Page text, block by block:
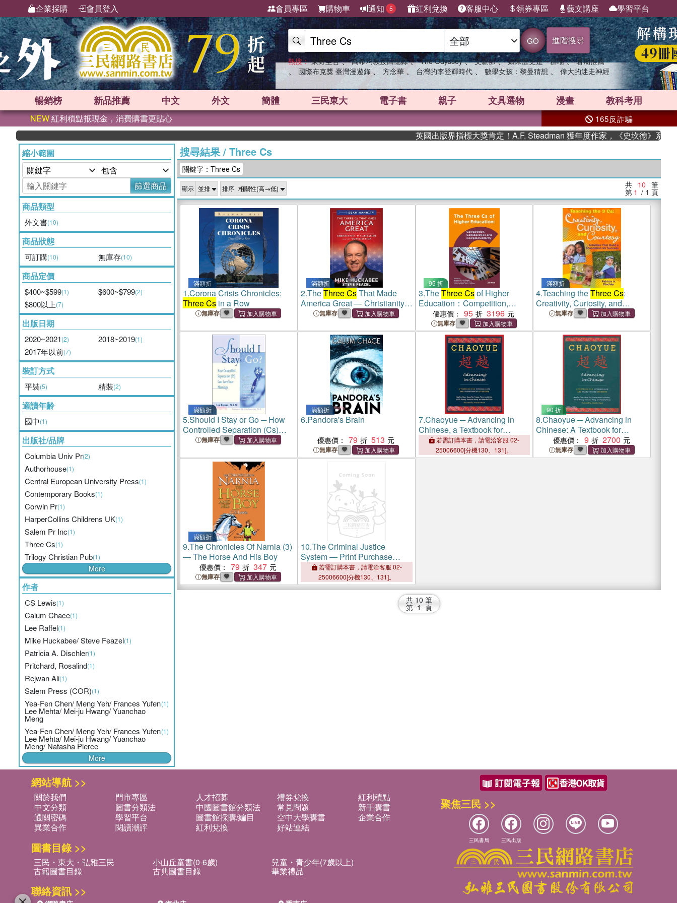
企業採購 會員登入 會員專區 購物車 通知 5 紅利兌換 客服中心 領券專區 藝文講座 學習平台
GO 進階搜尋
熱搜： 東野圭吾 、 高希均教授回憶錄 、 The Odyssey 、 父親節 、 如果歷史是一群喵 、 暑期推薦
、 國際布克獎 臺灣漫遊錄 、 方念華 、 台灣的李登輝時代 、 數學女孩：黎曼猜想 、 偉大的迷走神經
暢銷榜 新品推薦 中文 外文 簡體 三民東大 電子書 親子 文具選物 漫畫 教科考用
NEW紅利積點抵現金，消費購書更貼心 165反詐騙
英國出版界指標大獎肯定！A.F. Steadman 獲年度作家，《史坎德》系列帶你
縮小範圍
篩選商品
商品類型
外文書(10)
商品狀態
可訂購(10) 無庫存(10)
商品定價
$400~$599(1) $600~$799(2)
$800以上(7)
出版日期
2020~2021(2) 2018~2019(1)
2017年以前(7)
裝訂方式
平裝(5) 精裝(2)
適讀年齡
國中(1)
出版社/品牌
Columbia Univ Pr(2)
Authorhouse(1)
Central European University Press(1)
Contemporary Books(1)
Corwin Pr(1)
HarperCollins Childrens UK(1)
Salem Pr Inc(1)
Three Cs(1)
Trilogy Christian Pub(1)
More
作者
CS Lewis(1)
Calum Chace(1)
Lee Raffel(1)
Mike Huckabee/ Steve Feazel(1)
Patricia A. Dischler(1)
Pritchard, Rosalind(1)
Rejwan Ali(1)
Salem Press (COR)(1)
Yea-Fen Chen/ Meng Yeh/ Frances Yufen
Lee Mehta/ Mei-ju Hwang/ Yuanchao
Meng
(1)
Yea-Fen Chen/ Meng Yeh/ Frances Yufen
Lee Mehta/ Mei-ju Hwang/ Yuanchao
Meng/ Natasha Pierce
(1)
More
搜尋結果/ Three Cs
關鍵字：Three Cs
顯示 排序 共 10 筆
第 1 / 1 頁
滿額折
1.Corona Crisis Chronicles:
Three Cs in a Row
無庫存
滿額折
2.TheThree CsThat Made
America Great ― Christianity,
Capitalism and the
無庫存
95 折
3.TheThree Csof Higher
Education：Competition,
Collaboration and
Complementarity
優惠價： 95 3196
無庫存
滿額折
4.Teaching theThree Cs:
Creativity, Curiosity, and
Courtesy, Activities That Build
無庫存
滿額折
5.Should I Stay or Go ─ How
Controlled Separation (Cs)
Can Save Your Marriage
無庫存
滿額折
6.Pandora's Brain
優惠價： 79 513
無庫存
7.Chaoyue ─ Advancing in
Chinese, a Textbook for
Intermediate & Preadvanced
Students
若需訂購本書，請電洽客服 02-
25006600[分機130、131]。
90 折
8.Chaoyue ─ Advancing in
Chinese: A Textbook for
Intermediate & Preadvanced
Students
優惠價： 9 2700
無庫存
滿額折
9.The Chronicles Of Narnia (3)
— The Horse And His Boy
優惠價： 79 347
無庫存
10.The Criminal Justice
System ― Print Purchase
Includes Free Online Access
若需訂購本書，請電洽客服 02-
25006600[分機130、131]。
共 10 筆
第 1 頁
網站導航 >>
關於我們 門市專區 人才招募 禮券兌換
紅利積點
中文分類
圖書分類法 中國圖書館分類法 常見問題
新手購書
通關密碼
學習平台 圖書館採購/編目 空中大學購書
企業合作
異業合作
閱讀潮評 紅利兌換 好站連結
圖書目錄 >>
三民・東大・弘雅三民 小山丘童書(0-6歲) 兒童・青少年(7歲以上)
古籍圖書目錄 古典圖書目錄 畢業禮品
聯絡資訊 >>
聚焦三民 >>
三民書局 三民出版